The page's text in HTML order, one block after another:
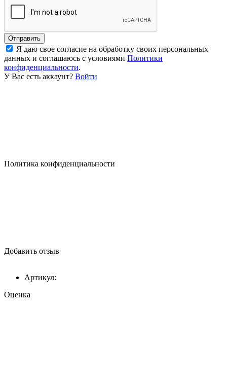
Отправить
Я даю свое согласие на обработку своих персональных
данных и соглашаюсь с условиями Политики
конфиденциальности.
У Вас есть аккаунт? Войти
Политика конфиденциальности
Добавить отзыв
Артикул:
Оценка